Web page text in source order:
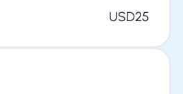
USD25